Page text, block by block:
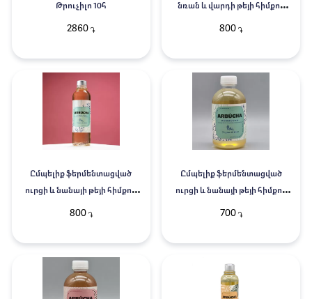
Թրուչիլո 10հ
2860 ֏
նռան և վարդի թեյի հիմքով
Արբուչա 0,33լ
800 ֏
Ըմպելիք ֆերմենտացված
ուրցի և նանայի թեյի հիմքով
Արբուչա 0,33լ
800֏
Ըմպելիք ֆերմենտացված
ուրցի և նանայի թեյի հիմքով
Արբուչա 0,3լ
700֏